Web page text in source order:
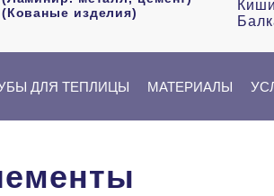
(Кованые изделия)
ДЛЯ ТЕПЛИЦЫ МАТЕРИАЛЫ